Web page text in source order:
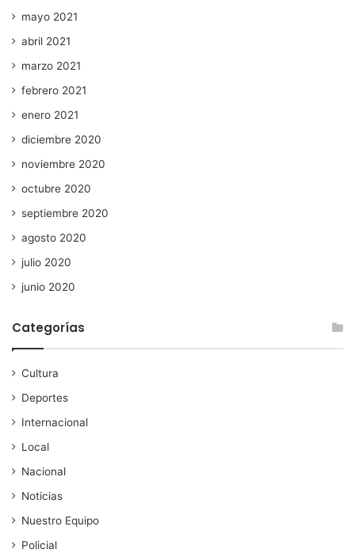
mayo 2021
abril 2021
marzo 2021
febrero 2021
enero 2021
diciembre 2020
noviembre 2020
octubre 2020
septiembre 2020
agosto 2020
julio 2020
junio 2020
Categorías
Cultura
Deportes
Internacional
Local
Nacional
Noticias
Nuestro Equipo
Policial